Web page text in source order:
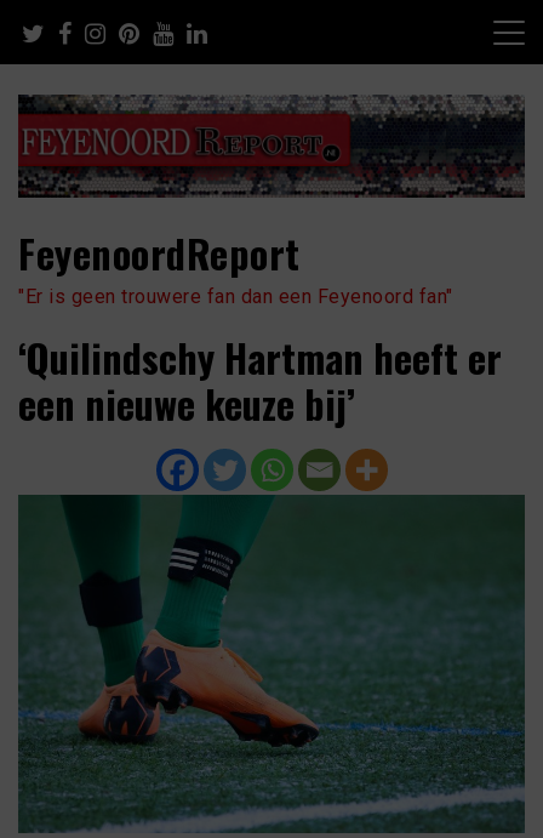
content
FeyenoordReport
"Er is geen trouwere fan dan een Feyenoord fan"
‘Quilindschy Hartman heeft er
een nieuwe keuze bij’